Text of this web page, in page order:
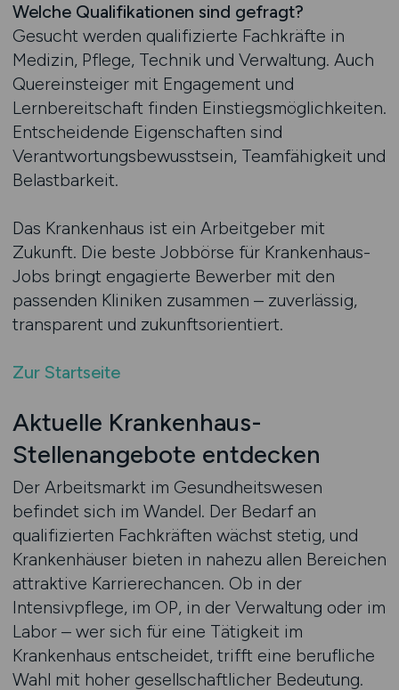
Welche Qualifikationen sind gefragt?
Gesucht werden qualifizierte Fachkräfte in
Medizin, Pflege, Technik und Verwaltung. Auch
Quereinsteiger mit Engagement und
Lernbereitschaft finden Einstiegsmöglichkeiten.
Entscheidende Eigenschaften sind
Verantwortungsbewusstsein, Teamfähigkeit und
Belastbarkeit.
Das Krankenhaus ist ein Arbeitgeber mit
Zukunft. Die beste Jobbörse für Krankenhaus-
Jobs bringt engagierte Bewerber mit den
passenden Kliniken zusammen – zuverlässig,
transparent und zukunftsorientiert.
Zur Startseite
Aktuelle Krankenhaus-
Stellenangebote entdecken
Der Arbeitsmarkt im Gesundheitswesen
befindet sich im Wandel. Der Bedarf an
qualifizierten Fachkräften wächst stetig, und
Krankenhäuser bieten in nahezu allen Bereichen
attraktive Karrierechancen. Ob in der
Intensivpflege, im OP, in der Verwaltung oder im
Labor – wer sich für eine Tätigkeit im
Krankenhaus entscheidet, trifft eine berufliche
Wahl mit hoher gesellschaftlicher Bedeutung.